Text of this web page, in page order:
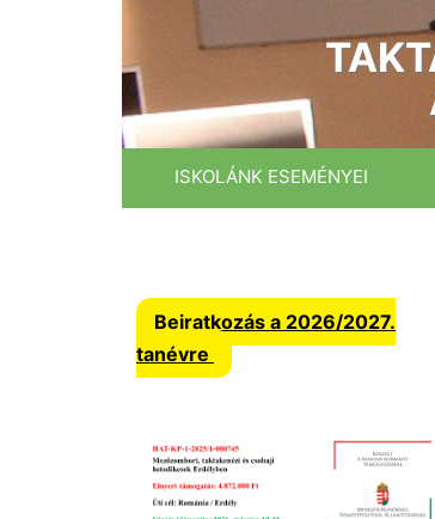
ISKOLÁNK ESEMÉNYEI
Beiratkozás a 2026/2027.
tanévre